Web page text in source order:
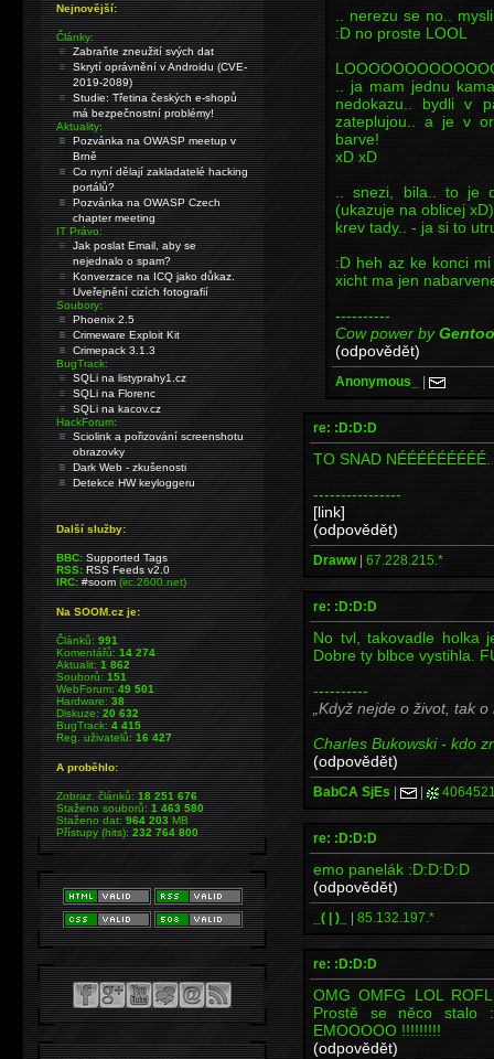
.. nerezu se no..
:D no proste LOOL
.. ja mam jednu
nedokazu.. bydli v
zateplujou.. a je v
barve!
xD xD
.. snezi, bila.. to je
(ukazuje na oblicej
krev tady.. - ja si to
:D heh az ke konci
xicht ma jen
----------
Cow power byGentoo
(odpovědět)
Anonymous_ |
re: :D:D:D
TO SNAD
----------------
[link]
(odpovědět)
Draww| 67.228.215.*
re: :D:D:D
No tvl, takovadle holka
Dobre ty blbce vystihla.
----------
Když nejde o život, tak o
Charles Bukowski - kdo
(odpovědět)
BabCA SjEs | |
re: :D:D:D
emo panelák :D:D:D:D
(odpovědět)
_( | )_ | 85.132.197.*
re: :D:D:D
OMG OMFG LOL
Prostě se něco stalo
EMOOOOO !!!!!!!!!
(odpovědět)
Nejnovější:
Články:
Zabraňte zneužití svých dat
Skrytí oprávnění v Androidu (CVE-
2019-2089)
Studie: Třetina českých e-shopů
má bezpečnostní problémy!
Aktuality:
Pozvánka na OWASP meetup v
Brně
Co nyní dělají zakladatelé hacking
portálů?
Pozvánka na OWASP Czech
chapter meeting
IT Právo:
Jak poslat Email, aby se
nejednalo o spam?
Konverzace na ICQ jako důkaz.
Uveřejnění cizích fotografií
Soubory:
Phoenix 2.5
Crimeware Exploit Kit
Crimepack 3.1.3
BugTrack:
SQLi na listyprahy1.cz
SQLi na Florenc
SQLi na kacov.cz
HackForum:
Sciolink a pořizování screenshotu
obrazovky
Dark Web - zkušenosti
Detekce HW keyloggeru
Další služby:
BBC: Supported Tags
RSS: RSS Feeds v2.0
IRC: #soom(irc.2600.net)
Na SOOM.cz je:
Článků:991
Komentářů:14 274
Aktualit:1 862
Souborů:151
WebForum:49 501
Hardware:38
Diskuze:20 632
BugTrack:4 415
Reg. uživatelů:16 427
A proběhlo:
Zobraz. článků:18 251 676
Staženo souborů:1 463 580
Staženo dat:964 203MB
Přístupy (hits):232 764 800